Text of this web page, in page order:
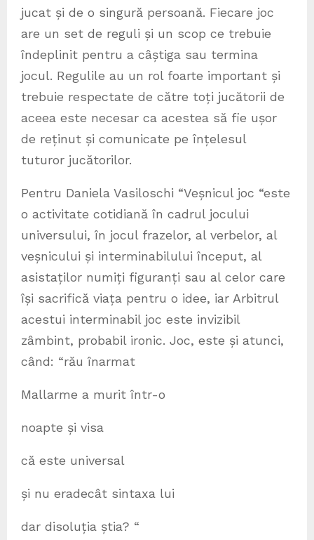
jucat și de o singură persoană. Fiecare joc
are un set de reguli și un scop ce trebuie
îndeplinit pentru a câștiga sau termina
jocul. Regulile au un rol foarte important și
trebuie respectate de către toți jucătorii de
aceea este necesar ca acestea să fie ușor
de reținut și comunicate pe înțelesul
tuturor jucătorilor.
Pentru Daniela Vasiloschi “Veșnicul joc “este
o activitate cotidiană în cadrul jocului
universului, în jocul frazelor, al verbelor, al
veșnicului și interminabilului început, al
asistaților numiți figuranți sau al celor care
își sacrifică viața pentru o idee, iar Arbitrul
acestui interminabil joc este invizibil
zâmbint, probabil ironic. Joc, este și atunci,
când: “rău înarmat
Mallarme a murit într-o
noapte și visa
că este universal
și nu eradecât sintaxa lui
dar disoluția știa? “